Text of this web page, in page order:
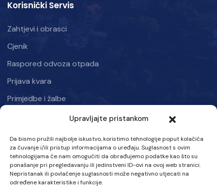
Upravljajte pristankom
Da bismo pružili najbolje iskustvo, koristimo tehnologije poput kolačića
za čuvanje i/ili pristup informacijama o uređaju. Suglasnost s ovim
tehnologijama će nam omogućiti da obrađujemo podatke kao što su
ponašanje pri pregledavanju ili jedinstveni ID-ovi na ovoj web stranici.
Nepristanak ili povlačenje suglasnosti može negativno utjecati na
određene karakteristike i funkcije.
Korisnički Servis
Zahtjevi i obrasci
Cjenik
Raspored odvoza otpada
Prijava kvara
Primjedbe i žalbe
Kraljice mira 50, Kiseljak 71250
Ponedjeljak – Petak: 07:00 – 15:30 h
Tel :